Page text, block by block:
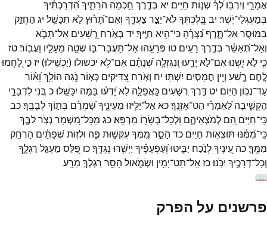
אֲמָרָ֑י וְיִרְבּ֥וּלְ֝ךָ֗ שְׁנ֣וֹת חַיִּֽים׃ יא בְּדֶ֣רֶךְ חָ֭כְמָה הֹרֵתִ֑יךָהִ֝דְרַכְתִּ֗יךָ
בְּמַעְגְּלֵי־יֹֽשֶׁר׃ יב בְּֽ֭לֶכְתְּךָלֹא־יֵצַ֣ר צַעֲדֶ֑ךָ וְאִם־תָּ֝ר֗וּץלֹ֣א תִכָּשֵֽׁל׃ יג הַחֲזֵ֣ק
בַּמּוּסָ֣ראַל־תֶּ֑רֶף נִ֝צְּרֶ֗הָ כִּי־הִ֥יא חַיֶּֽיךָ׃ יד בְּאֹ֣רַח רְ֭שָׁעִים אַל־תָּבֹ֑א
וְאַל־תְּ֝אַשֵּׁ֗ר בְּדֶ֣רֶךְ רָעִֽים׃ טו פְּרָעֵ֥הוּאַל־תַּעֲבָר־בּ֑וֹ שְׂטֵ֖ה מֵעָלָ֣יו וַעֲבֽוֹר׃טז
כִּ֤י לֹ֣א יִֽ֭שְׁנוּאִם־לֹ֣א יָרֵ֑עוּ וְֽנִגְזְלָ֥ה שְׁ֝נָתָ֗ם אִם־לֹ֥א יכשולו (יַכְשִֽׁילוּ׃) יזכִּ֣י לָ֭חֲמוּ
לֶ֣חֶם רֶ֑שַׁע וְיֵ֖ין חֲמָסִ֣ים יִשְׁתּֽוּ׃ יח וְאֹ֣רַח צַ֭דִּיקִים כְּא֣וֹר נֹ֑גַהּ הוֹלֵ֥ךְוָ֝א֗וֹר
עַד־נְכ֥וֹן הַיּֽוֹם׃ יט דֶּ֣רֶךְ רְ֭שָׁעִים כָּֽאֲפֵלָ֑ה לֹ֥איָ֝דְע֗וּ בַּמֶּ֥ה יִכָּשֵֽׁלוּ׃כ בְּ֭נִי לִדְבָרַ֣י
הַקְשִׁ֑יבָה לַ֝אֲמָרַ֗י הַט־אָזְנֶֽךָ׃כאאַל־יַלִּ֥יזוּ מֵעֵינֶ֑יךָשָׁ֝מְרֵ֗ם בְּת֣וֹךְלְבָבֶֽךָ׃כב
כִּֽי־חַיִּ֣ים הֵ֭ם לְמֹצְאֵיהֶ֑ם וּֽלְכָל־בְּשָׂר֥וֹ מַרְפֵּֽא׃כג מִֽכָּל־מִ֭שְׁמָר נְצֹ֣רלִבֶּ֑ךָ
כִּֽי־מִ֝מֶּ֗נּוּ תּוֹצְא֥וֹת חַיִּֽים׃ כד הָסֵ֣ר מִ֭מְּךָעִקְּשׁ֣וּת פֶּ֑ה וּלְז֥וּתשְׂ֝פָתַ֗יִם הַרְחֵ֥ק
מִמֶּֽךָּ׃כה עֵ֭ינֶיךָלְנֹ֣כַח יַבִּ֑יטוּוְ֝עַפְעַפֶּ֗יךָ יַיְשִׁ֥רוּ נֶגְדֶּֽךָ׃כו פַּ֭לֵּס מַעְגַּ֣ל רַגְלֶ֑ךָ
וְֽכָל־דְּרָכֶ֥יךָ יִכֹּֽנוּ׃כזאַֽל־תֵּט־יָמִ֥ין וּשְׂמֹ֑אול הָסֵ֖ר רַגְלְךָ֣ מֵרָֽע׃
📖
פרשנים על הפרק